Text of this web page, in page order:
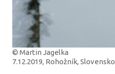
© Martin Jagelka
7.12.2019, Rohožník, Slovensko